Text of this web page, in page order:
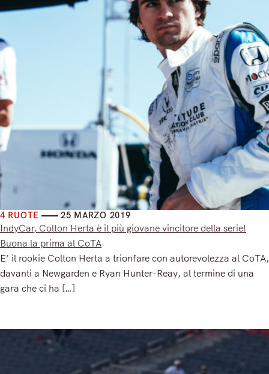
4 RUOTE 25 MARZO 2019
IndyCar, Colton Herta è il più giovane vincitore della serie!
Buona la prima al CoTA
E’ il rookie Colton Herta a trionfare con autorevolezza al CoTA,
davanti a Newgarden e Ryan Hunter-Reay, al termine di una
gara che ci ha […]